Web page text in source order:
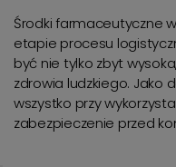
Środki farmaceutyczne
etapie procesu
być nie tylko zbyt
zdrowia ludzkiego. Jako
wszystko przy
zabezpieczenie przed